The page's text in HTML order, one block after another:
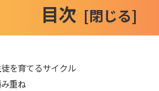
目次
を育てるサイクル
重ね